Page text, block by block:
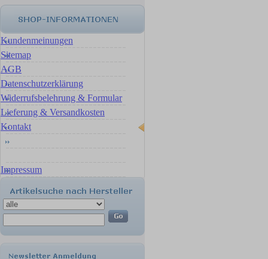
Kundenmeinungen
Sitemap
AGB
Datenschutzerklärung
Widerrufsbelehrung & Formular
Lieferung & Versandkosten
Kontakt
Impressum